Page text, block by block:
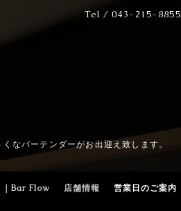
Tel / 043-215-8855
なバーテンダーがお出迎え致します。
｜Bar Flow 店舗情報
営業日のご案内